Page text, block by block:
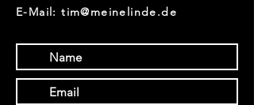
E-Mail: tim@meinelinde.de